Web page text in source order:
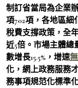
制訂省當局為企業
項702項，各地區細
稅費支撐政策，全
近5倍。市場主體總
數增長15.5%，增速
化，網上政務服務
務事項規范化標準